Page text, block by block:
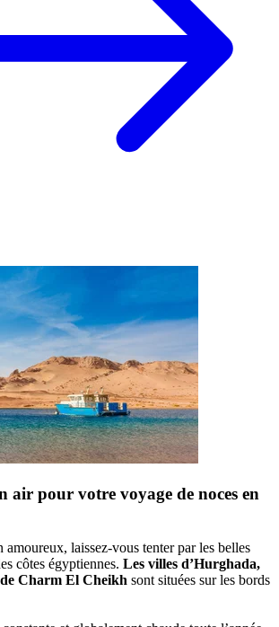
air pour votre voyage de noces en
amoureux, laissez-vous tenter par les belles
côtes égyptiennes. Les villes d’Hurghada,
Charm El Cheikh sont situées sur les bords